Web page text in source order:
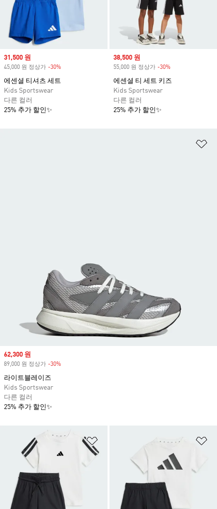
Sale price
31,500 원
45,000 원 정상가 -30%
에센셜 티셔츠 세트
Kids Sportswear
다른 컬러
25% 추가 할인✨
Sale price
38,500 원
55,000 원 정상가 -30%
에센셜 티 세트 키즈
Kids Sportswear
다른 컬러
25% 추가 할인✨
Sale price
62,300 원
89,000 원 정상가 -30%
라이트블레이즈
Kids Sportswear
다른 컬러
25% 추가 할인✨